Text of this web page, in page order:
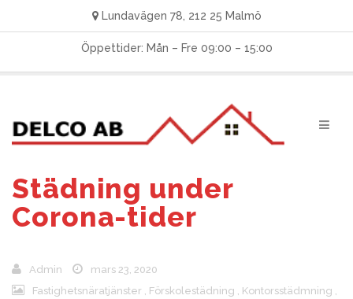
Lundavägen 78, 212 25 Malmö
Öppettider: Mån – Fre 09:00 – 15:00
Städning under
Corona-tider
Admin
mars 23, 2020
Fastighetsnäratjänster , Förskolestädning , Kontorsstädmning ,